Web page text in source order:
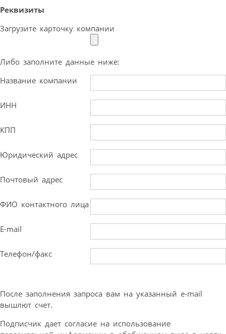
Реквизиты
Загрузите карточку компании
Либо заполните данные ниже:
Название компании
ИНН
КПП
Юридический адрес
Почтовый адрес
ФИО контактного лица
E-mail
Телефон/факс
После заполнения запроса вам на указанный e-mail
вышлют счет.
Подписчик дает согласие на использование